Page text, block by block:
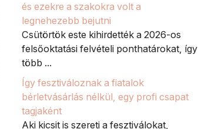
és ezekre a szakokra volt a
legnehezebb bejutni
Csütörtök este kihirdették a 2026-os
felsőoktatási felvételi ponthatárokat, így
több ...
Így fesztiváloznak a fiatalok
bérletvásárlás nélkül, egy profi csapat
tagjaként
Aki kicsit is szereti a fesztiválokat,